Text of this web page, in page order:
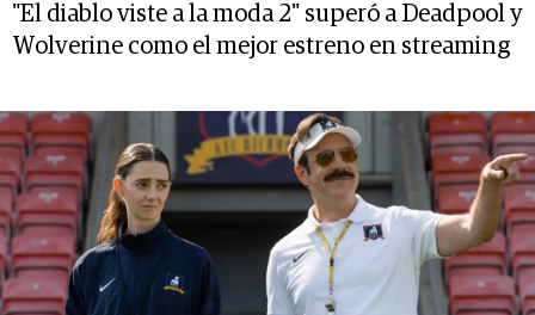
"El diablo viste a la moda 2" superó a Deadpool y
Wolverine como el mejor estreno en streaming